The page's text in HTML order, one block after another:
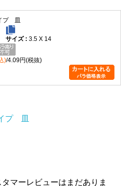
プ 皿
3.5 X 14
) 4.09円(税抜)
プ 皿
マーレビューはまだありま